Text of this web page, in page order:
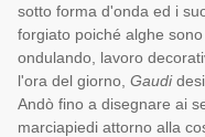
sotto forma d'onda ed i
forgiato poiché alghe
ondulando, lavoro
l'ora del giorno, Gaudi
Andò fino a disegnare ai
marciapiedi attorno alla